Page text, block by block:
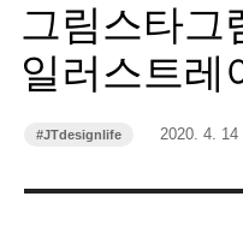
그림스타그
일러스트레
카
리
#JTdesignlife
작
2020. 4. 14